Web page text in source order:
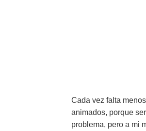
Cada vez falta
animados, porque
problema, pero a mi